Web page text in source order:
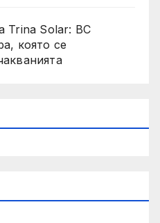
Trina Solar: BC
която се